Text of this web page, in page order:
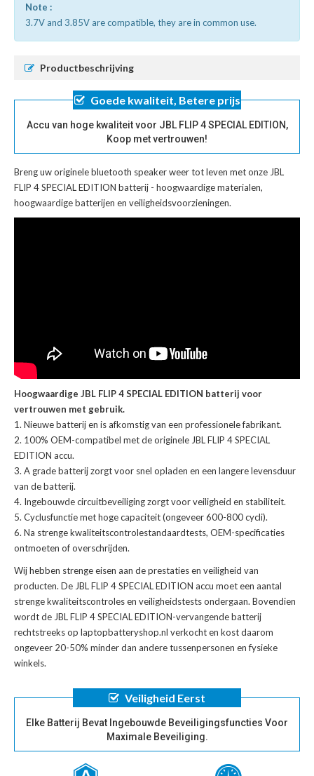
Note :
3.7V and 3.85V are compatible, they are in common use.
Productbeschrijving
Goede kwaliteit, Betere prijs
Accu van hoge kwaliteit voor JBL FLIP 4 SPECIAL EDITION,
Koop met vertrouwen!
Breng uw originele bluetooth speaker weer tot leven met onze JBL
FLIP 4 SPECIAL EDITION batterij - hoogwaardige materialen,
hoogwaardige batterijen en veiligheidsvoorzieningen.
Hoogwaardige JBL FLIP 4 SPECIAL EDITION batterij voor
vertrouwen met gebruik.
Nieuwe batterij en is afkomstig van een professionele fabrikant.
100% OEM-compatibel met deoriginele JBL FLIP 4 SPECIAL
EDITION accu.
A grade batterij zorgt voor snel opladen en een langere levensduur
van de batterij.
Ingebouwde circuitbeveiliging zorgt voor veiligheid en stabiliteit.
Cyclusfunctie met hoge capaciteit (ongeveer 600-800 cycli).
Na strenge kwaliteitscontrolestandaardtests, OEM-specificaties
ontmoeten of overschrijden.
Wij hebben strenge eisen aan de prestaties en veiligheid van
producten. De JBL FLIP 4 SPECIAL EDITION accu moet een aantal
strenge kwaliteitscontroles en veiligheidstests ondergaan. Bovendien
wordt de JBL FLIP 4 SPECIAL EDITION-vervangende batterij
rechtstreeks op laptopbatteryshop.nl verkocht en kost daarom
ongeveer 20-50% minder dan andere tussenpersonen en fysieke
winkels.
Veiligheid Eerst
Elke Batterij Bevat Ingebouwde Beveiligingsfuncties Voor
Maximale Beveiliging.